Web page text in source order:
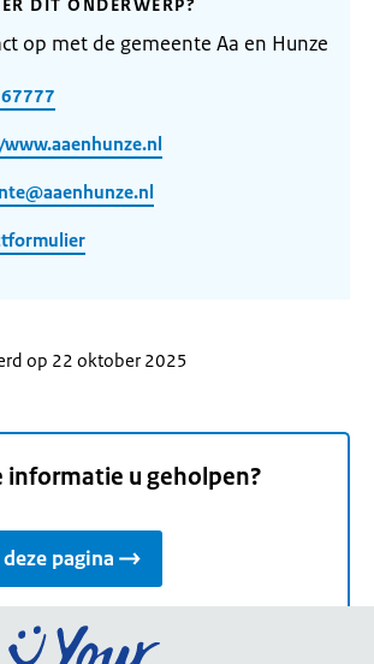
DIT ONDERWERP?
op met de gemeente Aa en Hunze
op 22 oktober 2025
informatie u geholpen?
pagina
Ga